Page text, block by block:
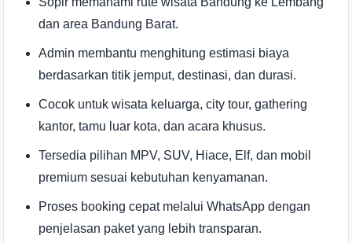
dan area Bandung Barat.
Admin membantu menghitung estimasi biaya
berdasarkan titik jemput, destinasi, dan durasi.
Cocok untuk wisata keluarga, city tour, gathering
kantor, tamu luar kota, dan acara khusus.
Tersedia pilihan MPV, SUV, Hiace, Elf, dan mobil
premium sesuai kebutuhan kenyamanan.
Proses booking cepat melalui WhatsApp dengan
penjelasan paket yang lebih transparan.